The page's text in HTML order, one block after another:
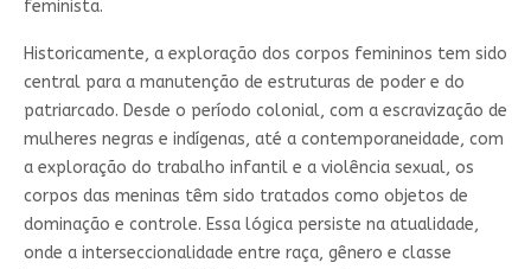
feminista.
Historicamente, a exploração dos corpos femininos tem sido
central para a manutenção de estruturas de poder e do
patriarcado. Desde o período colonial, com a escravização de
mulheres negras e indígenas, até a contemporaneidade, com
a exploração do trabalho infantil e a violência sexual, os
corpos das meninas têm sido tratados como objetos de
dominação e controle. Essa lógica persiste na atualidade,
onde a interseccionalidade entre raça, gênero e classe